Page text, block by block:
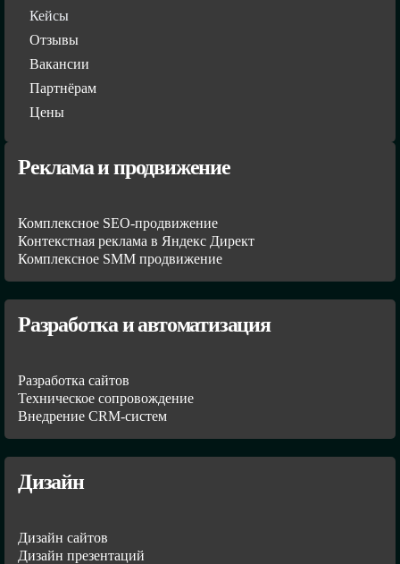
Кейсы
Отзывы
Вакансии
Партнёрам
Цены
Реклама и продвижение
Комплексное SEO-продвижение
Контекстная реклама в Яндекс Директ
Комплексное SMM продвижение
Разработка и автоматизация
Разработка сайтов
Техническое сопровождение
Внедрение CRM-систем
Дизайн
Дизайн сайтов
Дизайн презентаций